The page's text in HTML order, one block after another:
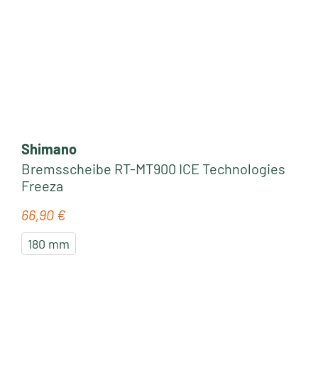
Shimano
Bremsscheibe RT-MT900 ICE Technologies
Freeza
Regulärer Preis:
66,90 €
180 mm